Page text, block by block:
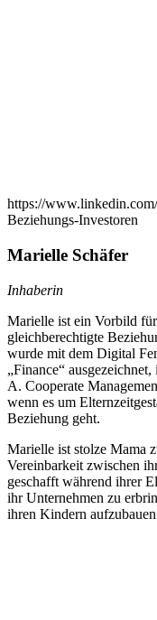
https://
Beziehungs-Investoren
Marielle Schäfer
Inhaberin
Marielle ist ein Vorbild
gleichberechtigte
wurde mit dem Digital
„Finance“
A. Cooperate
wenn es um
Beziehung geht.
Marielle ist stolze Mama
Vereinbarkeit zwischen
geschafft während ihrer
ihr Unternehmen zu
ihren Kindern